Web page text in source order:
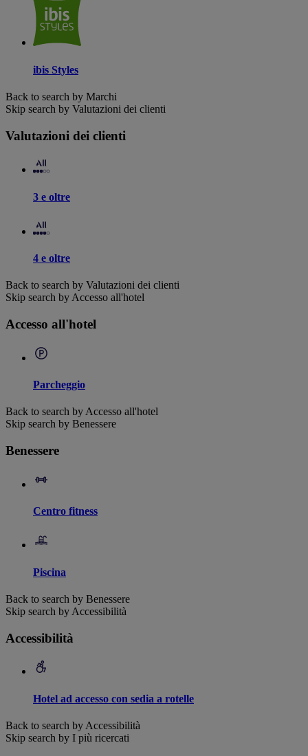
ibis Styles
Back to search by Marchi
Skip search by Valutazioni dei clienti
Valutazioni dei clienti
3 e oltre
4 e oltre
Back to search by Valutazioni dei clienti
Skip search by Accesso all'hotel
Accesso all'hotel
Parcheggio
Back to search by Accesso all'hotel
Skip search by Benessere
Benessere
Centro fitness
Piscina
Back to search by Benessere
Skip search by Accessibilità
Accessibilità
Hotel ad accesso con sedia a rotelle
Back to search by Accessibilità
Skip search by I più ricercati